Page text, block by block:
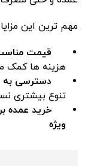
مهم ترین این مزایا
قیمت
هزینه ها کمک
دسترسی به
تنوع بیشتری
خرید عمده
ویژه